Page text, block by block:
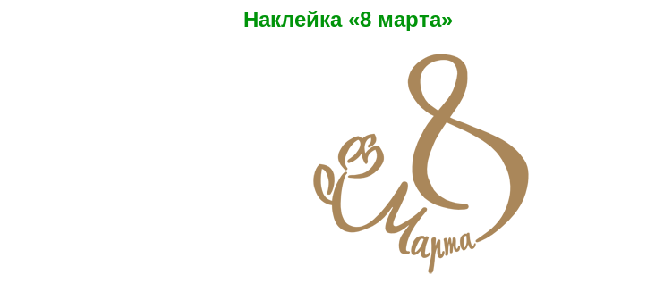
Наклейка «8 марта»